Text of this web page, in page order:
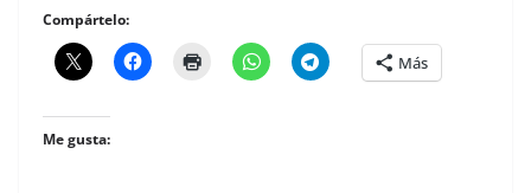
Compártelo:
Más
Me gusta: